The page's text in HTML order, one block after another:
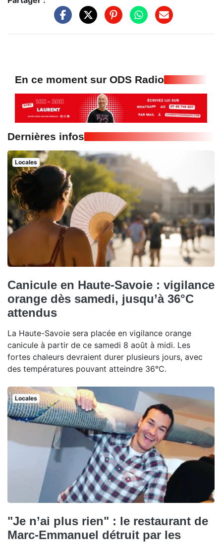
En ce moment sur ODS Radio
Dernières infos
Locales
Canicule en Haute-Savoie : vigilance
orange dès samedi, jusqu’à 36°C
attendus
La Haute-Savoie sera placée en vigilance orange
canicule à partir de ce samedi 8 août à midi. Les
fortes chaleurs devraient durer plusieurs jours, avec
des températures pouvant atteindre 36°C.
Locales
"Je n’ai plus rien" : le restaurant de
Marc-Emmanuel détruit par les